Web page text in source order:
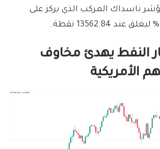
ناسداك المركب الذي يركز على
النفط يهدئ مخاوف
الأمريكية